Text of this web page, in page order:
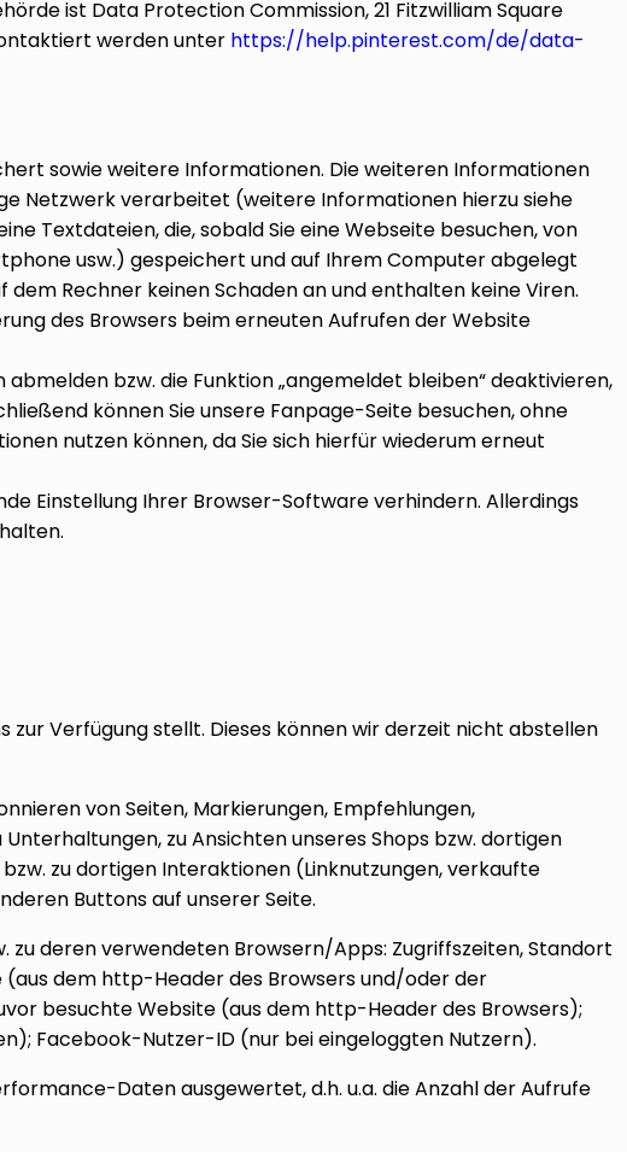
ist Data Protection Commission, 21 Fitzwilliam Square
werden unter https://help.pinterest.com/de/data-
sowie weitere Informationen. Die weiteren Informationen
Netzwerk verarbeitet (weitere Informationen hierzu siehe
Textdateien, die, sobald Sie eine Webseite besuchen, von
usw.) gespeichert und auf Ihrem Computer abgelegt
Rechner keinen Schaden an und enthalten keine Viren.
des Browsers beim erneuten Aufrufen der Website
bzw. die Funktion „angemeldet bleiben“ deaktivieren,
können Sie unsere Fanpage-Seite besuchen, ohne
nutzen können, da Sie sich hierfür wiederum erneut
Einstellung Ihrer Browser-Software verhindern. Allerdings
zur Verfügung stellt. Dieses können wir derzeit nicht abstellen
von Seiten, Markierungen, Empfehlungen,
zu Ansichten unseres Shops bzw. dortigen
zu dortigen Interaktionen (Linknutzungen, verkaufte
Buttons auf unserer Seite.
zu deren verwendeten Browsern/Apps: Zugriffszeiten, Standort
dem http-Header des Browsers und/oder der
besuchte Website (aus dem http-Header des Browsers);
Facebook-Nutzer-ID (nur bei eingeloggten Nutzern).
Daten ausgewertet, d.h. u.a. die Anzahl der Aufrufe